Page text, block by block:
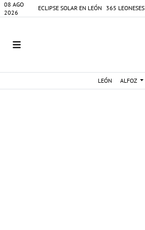
08 AGO
2026
ECLIPSE SOLAR EN LEÓN 365 LEONESES
LEÓN ALFOZ